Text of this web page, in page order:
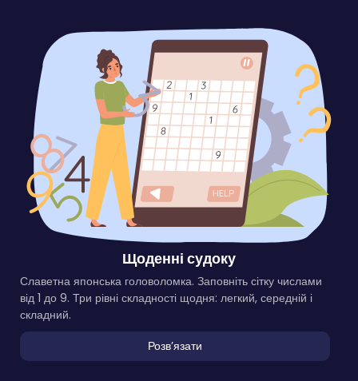
Щоденні судоку
Славетна японська головоломка. Заповніть сітку числами
від 1 до 9. Три рівні складності щодня: легкий, середній і
складний.
Розвʼязати